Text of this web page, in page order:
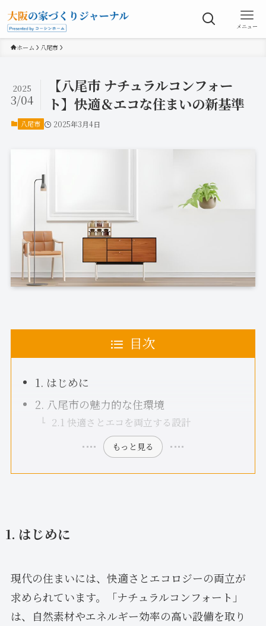
メニュー
ホーム 八尾市
【八尾市 ナチュラルコンフォー
ト】快適＆エコな住まいの新基準
2025
3/04
八尾市 2025年3月4日
目次
1. はじめに
2. 八尾市の魅力的な住環境
2.1 快適さとエコを両立する設計
もっと見る
1. はじめに
現代の住まいには、快適さとエコロジーの両立が
求められています。「ナチュラルコンフォート」
は、自然素材やエネルギー効率の高い設備を取り